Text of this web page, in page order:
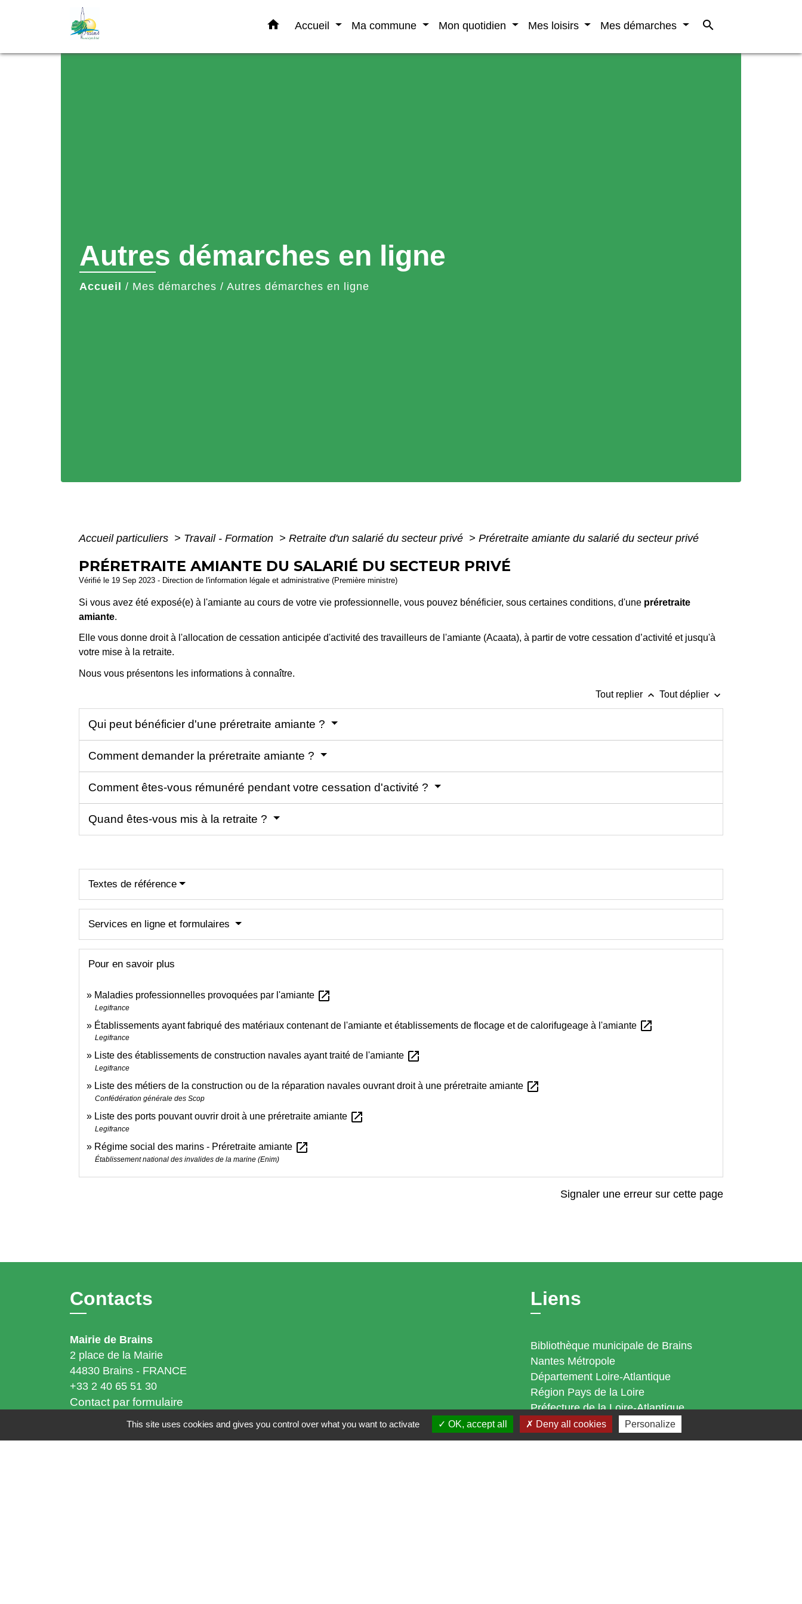
home Accueil Ma commune Mon quotidien Mes loisirs Mes démarches search
Autres démarches en ligne
Accueil / Mes démarches / Autres démarches en ligne
Accueil particuliers > Travail - Formation > Retraite d'un salarié du secteur privé > Préretraite amiante du salarié du secteur privé
PRÉRETRAITE AMIANTE DU SALARIÉ DU SECTEUR PRIVÉ
Vérifié le 19 Sep 2023 - Direction de l'information légale et administrative (Première ministre)
Si vous avez été exposé(e) à l'amiante au cours de votre vie professionnelle, vous pouvez bénéficier, sous certaines conditions, d'une préretraite
amiante.
Elle vous donne droit à l'allocation de cessation anticipée d'activité des travailleurs de l'amiante (Acaata), à partir de votre cessation d’activité et jusqu'à
votre mise à la retraite.
Nous vous présentons les informations à connaître.
Tout replier keyboard_arrow_up Tout déplier keyboard_arrow_down
Qui peut bénéficier d'une préretraite amiante ?
Comment demander la préretraite amiante ?
Comment êtes-vous rémunéré pendant votre cessation d'activité ?
Quand êtes-vous mis à la retraite ?
Textes de référence
Services en ligne et formulaires
Pour en savoir plus
Maladies professionnelles provoquées par l'amiante open_in_new
Legifrance
Établissements ayant fabriqué des matériaux contenant de l'amiante et établissements de flocage et de calorifugeage à l'amiante open_in_new
Legifrance
Liste des établissements de construction navales ayant traité de l'amiante open_in_new
Legifrance
Liste des métiers de la construction ou de la réparation navales ouvrant droit à une préretraite amiante open_in_new
Confédération générale des Scop
Liste des ports pouvant ouvrir droit à une préretraite amiante open_in_new
Legifrance
Régime social des marins - Préretraite amiante open_in_new
Établissement national des invalides de la marine (Enim)
Signaler une erreur sur cette page
Contacts
Mairie de Brains
2 place de la Mairie
44830 Brains - FRANCE
+33 2 40 65 51 30
Contact par formulaire
Liens
Bibliothèque municipale de Brains
Nantes Métropole
Département Loire-Atlantique
Région Pays de la Loire
Préfecture de la Loire-Atlantique
This site uses cookies and gives you control over what you want to activate OK, accept all Deny all cookies Personalize